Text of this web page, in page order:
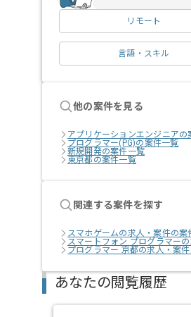
リモート
言語・スキル
他の案件を見る
アプリケーションエンジニアの
プログラマー(PG)の案件一覧
新規開発の案件一覧
東京都の案件一覧
関連する案件を探す
スマホゲームの求人・案件の案
スマートフォン プログラマー
プログラマー 京都の求人・案
あなたの閲覧履歴